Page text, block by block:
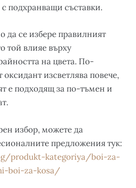
подхранващи съставки.
да се избере правилният
той влияе върху
на цвета. По-
изсветлява повече,
е подходящ за по-тъмен и
избор, можете да
предложения тук:
produkt-kategoriya/boi-za-
boi-za-kosa/